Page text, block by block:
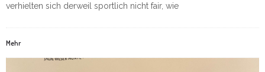
verhielten sich derweil sportlich nicht fair, wie
Mehr